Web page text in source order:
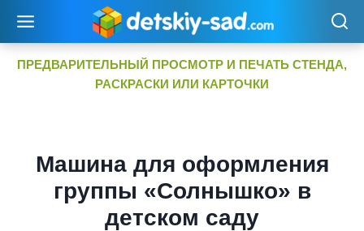
содержимому
ПРЕДВАРИТЕЛЬНЫЙ ПРОСМОТР И ПЕЧАТЬ СТЕНДА,
РАСКРАСКИ ИЛИ КАРТОЧКИ
Машина для оформления
группы «Солнышко» в
детском саду